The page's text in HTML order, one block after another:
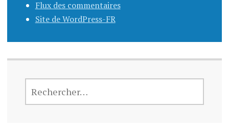
Flux des commentaires
Site de WordPress-FR